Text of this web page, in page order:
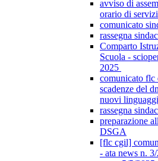
avviso di
orario di
comunicato
rassegna
Comparto
Scuola -
2025
comunicato flc
scadenze del
nuovi
rassegna
preparazione
DSGA
[flc cgil]
- ata news n.